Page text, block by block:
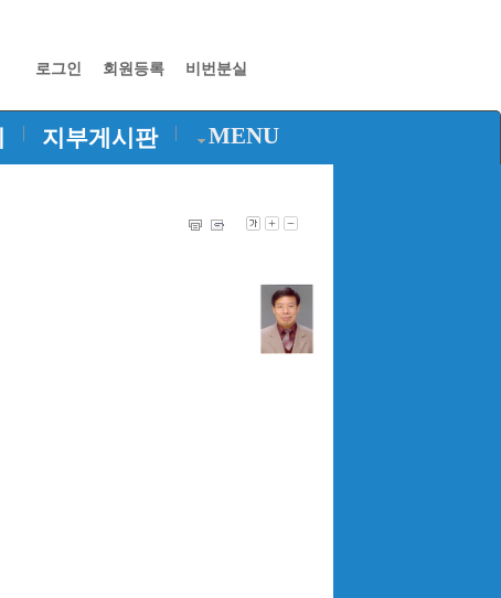
로그인 회원등록 비번분실
| 지부게시판 | MENU